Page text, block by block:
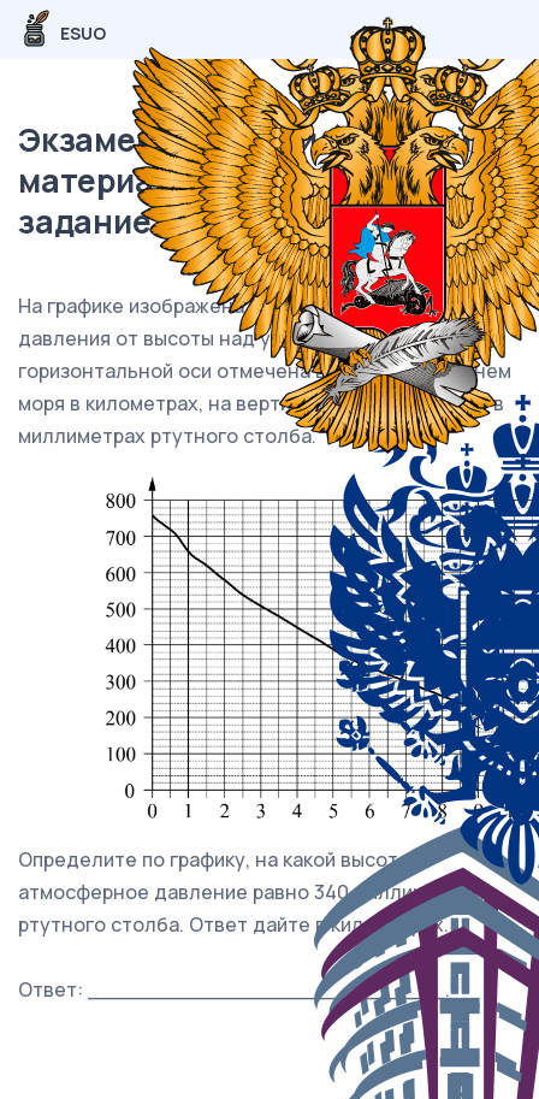
ESUO
Экзаменационный (типовой)
материал ЕГЭ / База / 03
задание (24) / 181
На графике изображена зависимость атмосферного
давления от высоты над уровнем моря. На
горизонтальной оси отмечена высота над уровнем
моря в километрах, на вертикальной — давление в
миллиметрах ртутного столба.
Определите по графику, на какой высоте
атмосферное давление равно 340 миллиметрам
ртутного столба. Ответ дайте в километрах.
Ответ: ___________________________.